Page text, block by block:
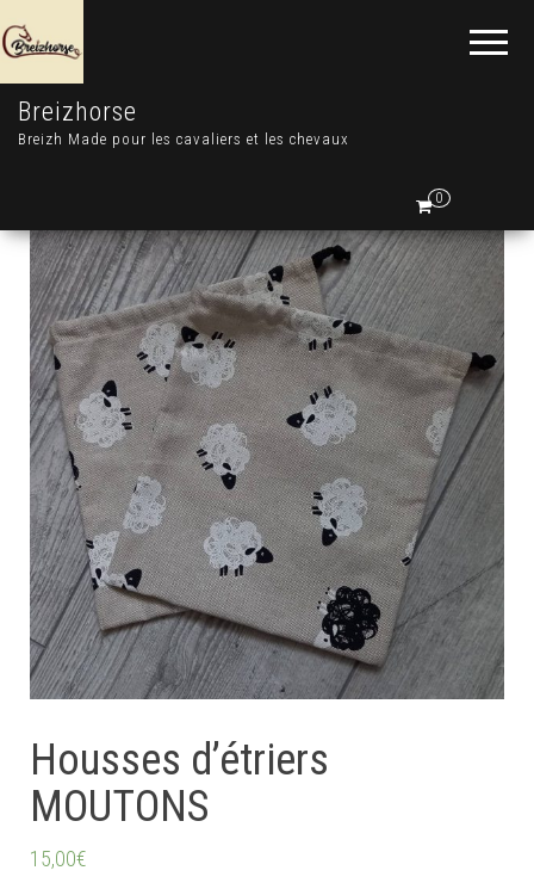
Breizhorse
Breizh Made pour les cavaliers et les chevaux
0
Housses d’étriers
MOUTONS
15,00€